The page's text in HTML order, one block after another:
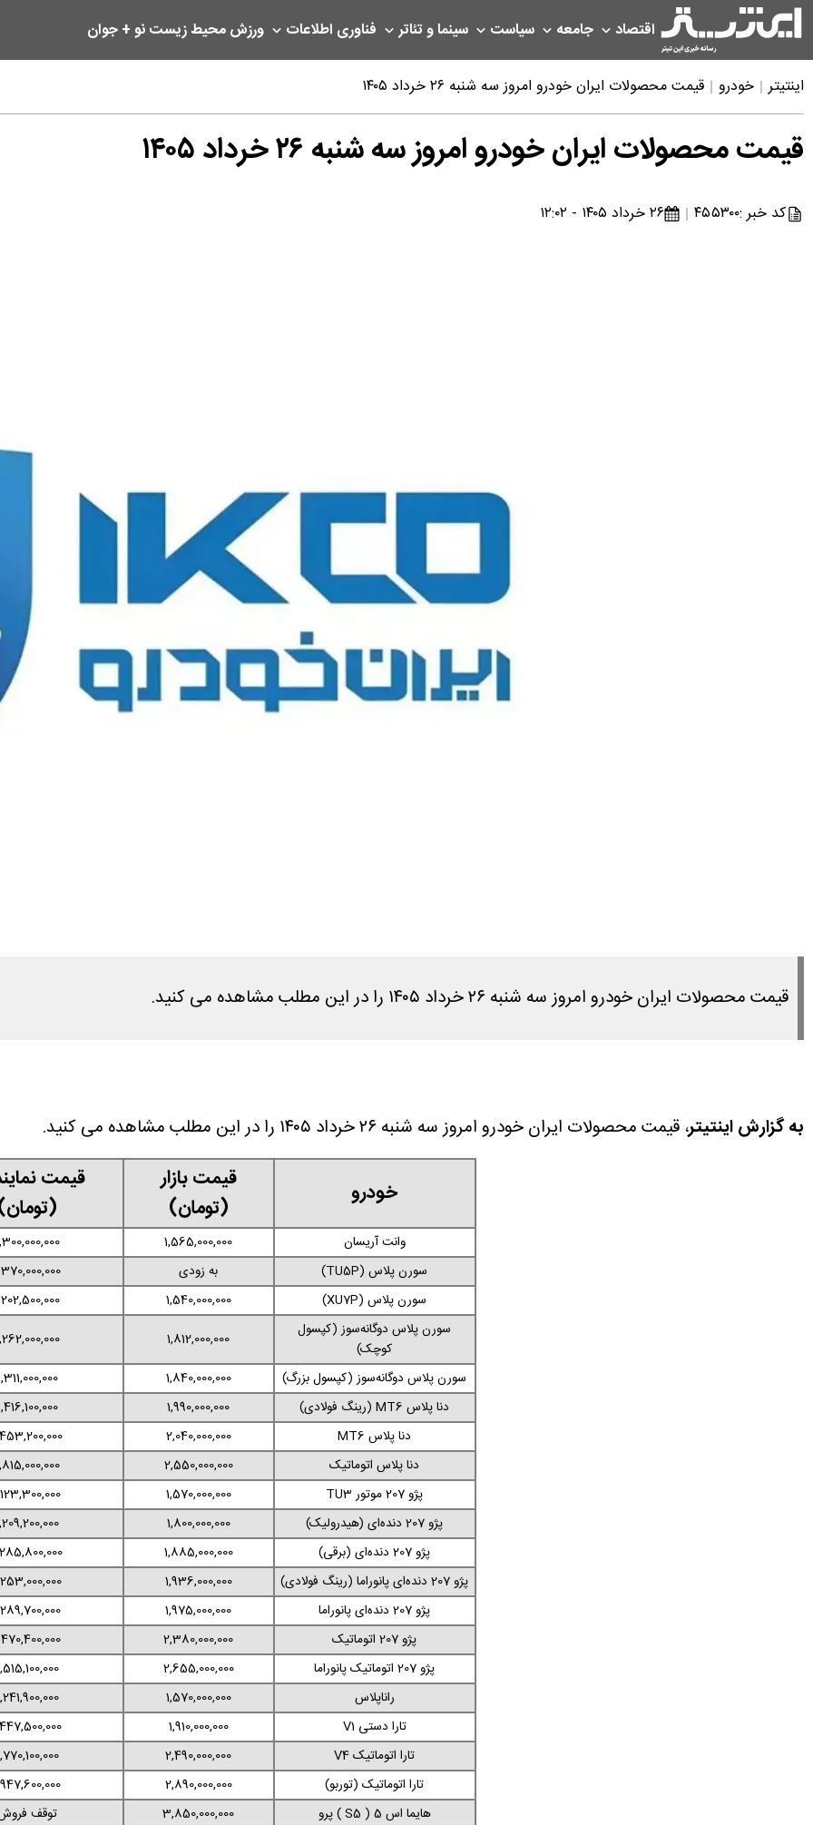
اقتصاد جامعه سیاست سینما و تئاتر فناوری اطلاعات ورزشمحیط زیستنو + جوان
اینتیتر خودرو قیمت محصولات ایران خودرو امروز سه شنبه ۲۶ خرداد ۱۴۰۵
قیمت محصولات ایران خودرو امروز سه شنبه ۲۶ خرداد ۱۴۰۵
کد خبر :۴۵۵۳۰۰ ۲۶ خرداد ۱۴۰۵ - ۱۲:۰۲
قیمت محصولات ایران خودرو امروز سه شنبه ۲۶ خرداد ۱۴۰۵ را در این مطلب مشاهده می کنید.
به گزارش اینتیتر، قیمت محصولات ایران خودرو امروز سه شنبه ۲۶ خرداد ۱۴۰۵ را در این مطلب مشاهده می کنید.
خودرو
قیمت بازار
(تومان)
قیمت
وانت آریسان 1,565,000,000
سورن پلاس (TU5P)
به زودی
سورن پلاس (XU7P)
1,540,000,000
سورن پلاس دوگانه‌سوز (کپسول
کوچک)
1,812,000,000
سورن پلاس دوگانه‌سوز (کپسول بزرگ)
1,840,000,000
دنا پلاس MT6 (رینگ فولادی)
1,990,000,000
دنا پلاس MT6
2,040,000,000
دنا پلاس اتوماتیک
2,550,000,000
پژو 207 موتور TU3
1,570,000,000
پژو 207 دنده‌ای (هیدرولیک)
1,800,000,000
پژو 207 دنده‌ای (برقی)
1,885,000,000
پژو 207 دنده‌ای پانوراما (رینگ فولادی)
1,936,000,000
پژو 207 دنده‌ای پانوراما
1,975,000,000
پژو 207 اتوماتیک
2,380,000,000
پژو 207 اتوماتیک پانوراما
2,655,000,000
راناپلاس
1,570,000,000
تارا دستی V1
1,910,000,000
تارا اتوماتیک V4
2,490,000,000
تارا اتوماتیک (توربو)
2,890,000,000
هایما اس 5 ( S5 ) پرو
3,850,000,000
توقف